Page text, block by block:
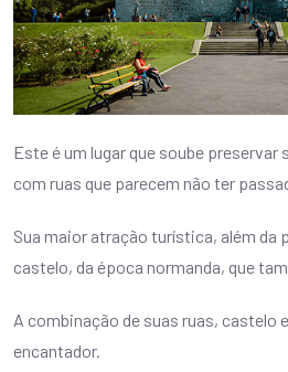
Este é um lugar que soube preservar
com ruas que parecem não ter
Sua maior atração turística, além da
castelo, da época normanda, que
A combinação de suas ruas, castelo
encantador.